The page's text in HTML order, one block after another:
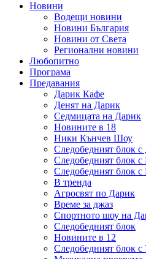
Новини
Водещи новини
Новини България
Новини от Света
Регионални новини
Любопитно
Програма
Предавания
Дарик Кафе
Денят на Дарик
Седмицата на Дарик
Новините в 18
Ники Кънчев Шоу
Следобедният блок
Следобедният блок с
Следобедният блок с
В тренда
Агросвят по Дарик
Време за джаз
Спортното шоу на
Следобедният блок
Новините в 12
Следобедният блок